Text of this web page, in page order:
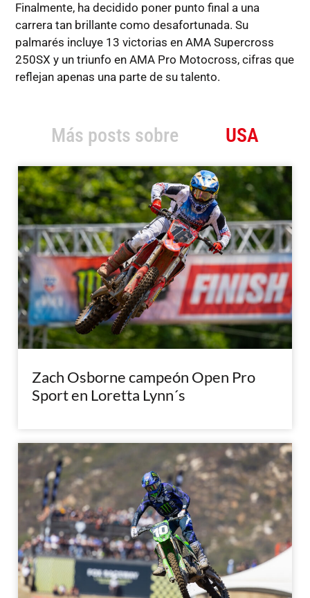
Finalmente, ha decidido poner punto final a una
carrera tan brillante como desafortunada. Su
palmarés incluye 13 victorias en AMA Supercross
250SX y un triunfo en AMA Pro Motocross, cifras que
reflejan apenas una parte de su talento.
Más posts sobre USA
Zach Osborne campeón Open Pro
Sport en Loretta Lynn´s